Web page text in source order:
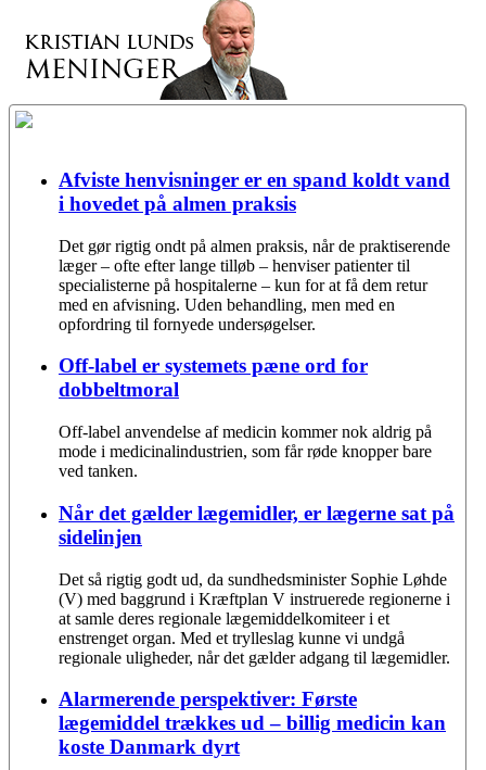
Afviste henvisninger er en spand koldt vand
i hovedet på almen praksis
Det gør rigtig ondt på almen praksis, når de praktiserende
læger – ofte efter lange tilløb – henviser patienter til
specialisterne på hospitalerne – kun for at få dem retur
med en afvisning. Uden behandling, men med en
opfordring til fornyede undersøgelser.
Off-label er systemets pæne ord for
dobbeltmoral
Off-label anvendelse af medicin kommer nok aldrig på
mode i medicinalindustrien, som får røde knopper bare
ved tanken.
Når det gælder lægemidler, er lægerne sat på
sidelinjen
Det så rigtig godt ud, da sundhedsminister Sophie Løhde
(V) med baggrund i Kræftplan V instruerede regionerne i
at samle deres regionale lægemiddelkomiteer i et
enstrenget organ. Med et trylleslag kunne vi undgå
regionale uligheder, når det gælder adgang til lægemidler.
Alarmerende perspektiver: Første
lægemiddel trækkes ud – billig medicin kan
koste Danmark dyrt